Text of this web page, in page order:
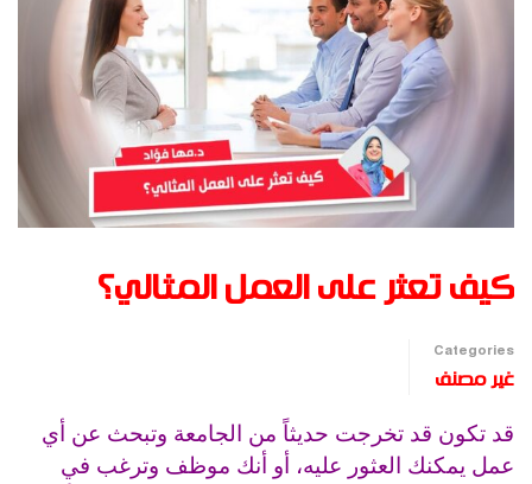
كيف تعثر على العمل المثالي؟
Categories
غير مصنف
قد تكون قد تخرجت حديثاً من الجامعة وتبحث عن أي
عمل يمكنك العثور عليه، أو أنك موظف وترغب في